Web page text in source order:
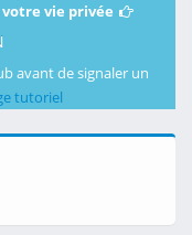
vie privée
avant de signaler un
tutoriel